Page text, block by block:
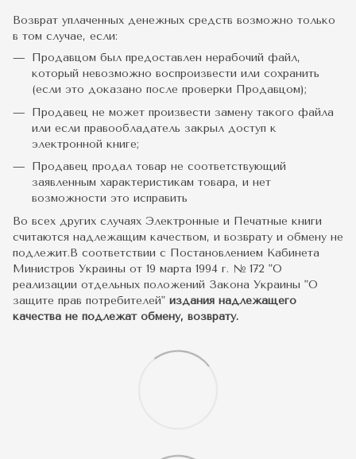
Возврат уплаченных денежных средств возможно только
в том случае, если:
Продавцом был предоставлен нерабочий файл,
который невозможно воспроизвести или сохранить
(если это доказано после проверки Продавцом);
Продавец не может произвести замену такого файла
или если правообладатель закрыл доступ к
электронной книге;
Продавец продал товар не соответствующий
заявленным характеристикам товара, и нет
возможности это исправить
Во всех других случаях Электронные и Печатные книги
считаются надлежащим качеством, и возврату и обмену не
подлежит.В соответствии с Постановлением Кабинета
Министров Украины от 19 марта 1994 г. № 172 "О
реализации отдельных положений Закона Украины "О
защите прав потребителей" издания надлежащего
качества не подлежат обмену, возврату.